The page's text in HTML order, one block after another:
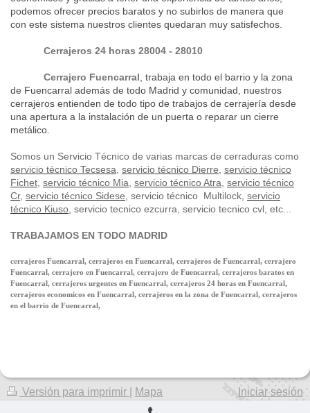
podemos ofrecer precios baratos y no subirlos de manera que
con este sistema nuestros clientes quedaran muy satisfechos.
Cerrajeros 24 horas 28004 - 28010
Cerrajero Fuencarral, trabaja en todo el barrio y la zona
de Fuencarral además de todo Madrid y comunidad, nuestros
cerrajeros entienden de todo tipo de trabajos de cerrajería desde
una apertura a la instalación de un puerta o reparar un cierre
metálico.
Somos un Servicio Técnico de varias marcas de cerraduras como
servicio técnico Tecsesa, servicio técnico Dierre, servicio técnico
Fichet, servicio técnico Mia, servicio técnico Atra, servicio técnico
Cr, servicio técnico Sidese, servicio técnico Multilock, servicio
técnico Kiuso, servicio tecnico ezcurra, servicio tecnico cvl, etc...
TRABAJAMOS EN TODO MADRID
cerrajeros Fuencarral, cerrajeros en Fuencarral, cerrajeros de Fuencarral, cerrajero
Fuencarral, cerrajero en Fuencarral, cerrajero de Fuencarral, cerrajeros baratos en
Fuencarral, cerrajeros urgentes en Fuencarral, cerrajeros 24 horas en Fuencarral,
cerrajeros economicos en Fuencarral, cerrajeros en la zona de Fuencarral, cerrajeros
en el barrio de Fuencarral,
Versión para imprimir
Mapa
Iniciar sesión